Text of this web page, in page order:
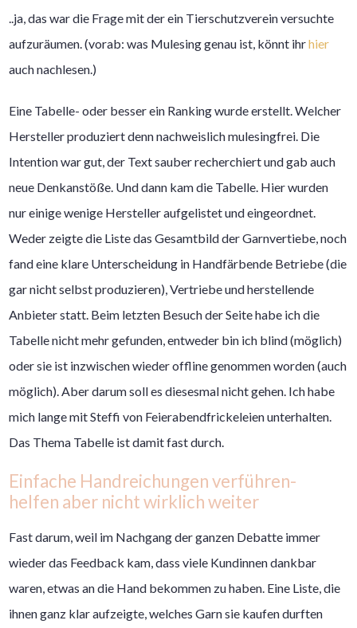
..ja, das war die Frage mit der ein Tierschutzverein versuchte
aufzuräumen. (vorab: was Mulesing genau ist, könnt ihrhier
auch nachlesen.)
Eine Tabelle- oder besser ein Ranking wurde erstellt. Welcher
Hersteller produziert denn nachweislich mulesingfrei. Die
Intention war gut, der Text sauber recherchiert und gab auch
neue Denkanstöße. Und dann kam die Tabelle. Hier wurden
nur einige wenige Hersteller aufgelistet und eingeordnet.
Weder zeigte die Liste das Gesamtbild der Garnvertiebe, noch
fand eine klare Unterscheidung in Handfärbende Betriebe (die
gar nicht selbst produzieren), Vertriebe und herstellende
Anbieter statt. Beim letzten Besuch der Seite habe ich die
Tabelle nicht mehr gefunden, entweder bin ich blind (möglich)
oder sie ist inzwischen wieder offline genommen worden (auch
möglich). Aber darum soll es diesesmal nicht gehen. Ich habe
mich lange mit Steffi von Feierabendfrickeleien unterhalten.
Das Thema Tabelle ist damit fast durch.
Einfache Handreichungen verführen-
helfen aber nicht wirklich weiter
Fast darum, weil im Nachgang der ganzen Debatte immer
wieder das Feedback kam, dass viele Kundinnen dankbar
waren, etwas an die Hand bekommen zu haben. Eine Liste, die
ihnen ganz klar aufzeigte, welches Garn sie kaufen durften